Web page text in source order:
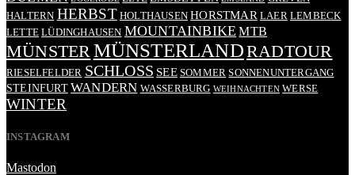
HALTERN HERBST HOLTHAUSEN HORSTMAR LAER LEMBECK
LETTE LÜDINGHAUSEN MOUNTAINBIKE MTB
MÜNSTERMÜNSTERLANDRADTOUR
RIESELFELDER SCHLOSS SEE SOMMER SONNENUNTERGANG
STEINFURT WANDERN WASSERBURG WEIHNACHTEN WERSE
WINTER
INSTAGRAM
Mastodon